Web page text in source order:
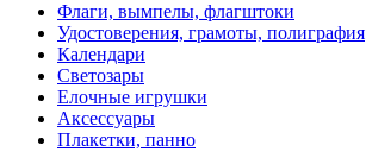
Флаги, вымпелы, флагштоки
Удостоверения, грамоты, полиграфия
Календари
Светозары
Елочные игрушки
Аксессуары
Плакетки, панно